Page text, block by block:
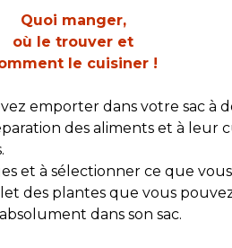
Quoi manger,
où le trouver et
le cuisiner !
emporter dans votre sac à
des aliments et à leur
et à sélectionner ce que
des plantes que vous
dans son sac.